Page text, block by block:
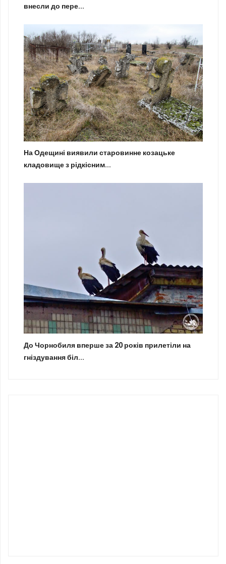
внесли до пере...
На Одещині виявили старовинне козацьке
кладовище з рідкісним...
До Чорнобиля вперше за 20 років прилетіли на
гніздування біл...